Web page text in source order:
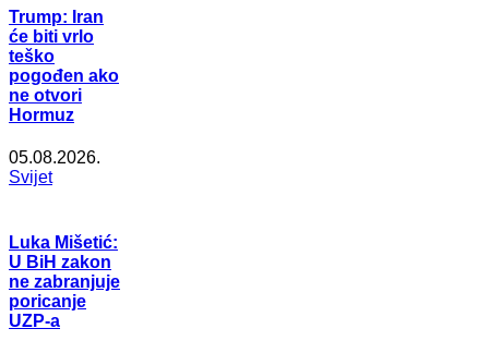
Trump: Iran
će biti vrlo
teško
pogođen ako
ne otvori
Hormuz
05.08.2026.
Svijet
Luka Mišetić:
U BiH zakon
ne zabranjuje
poricanje
UZP-a